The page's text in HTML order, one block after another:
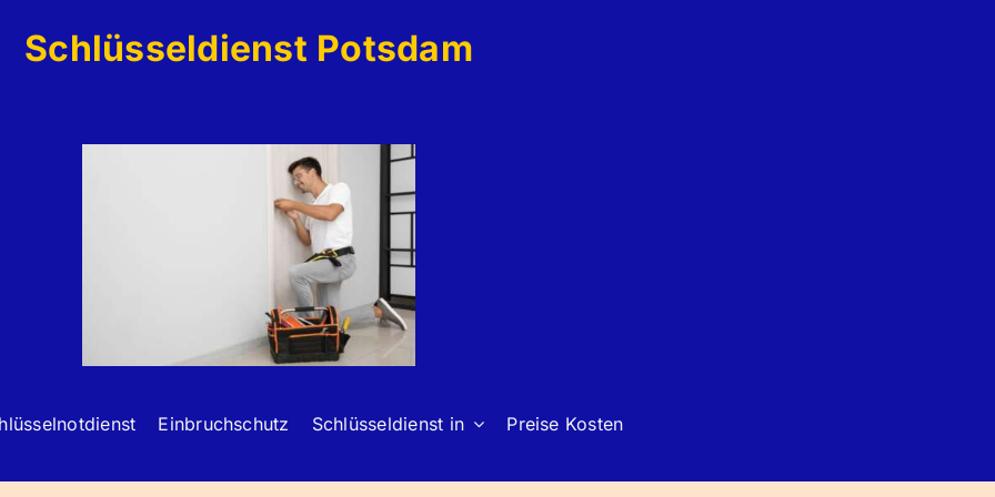
Schlüsseldienst Potsdam
Einbruchschutz Schlüsseldienst in Preise Kosten